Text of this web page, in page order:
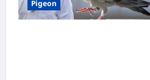
Pigeon